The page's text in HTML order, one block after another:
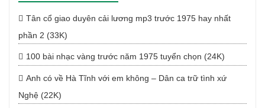
Tân cổ giao duyên cải lương mp3 trước 1975 hay nhất
phần 2 (33K)
100 bài nhạc vàng trước năm 1975 tuyển chọn (24K)
Anh có về Hà Tĩnh với em không – Dân ca trữ tình xứ
Nghệ (22K)